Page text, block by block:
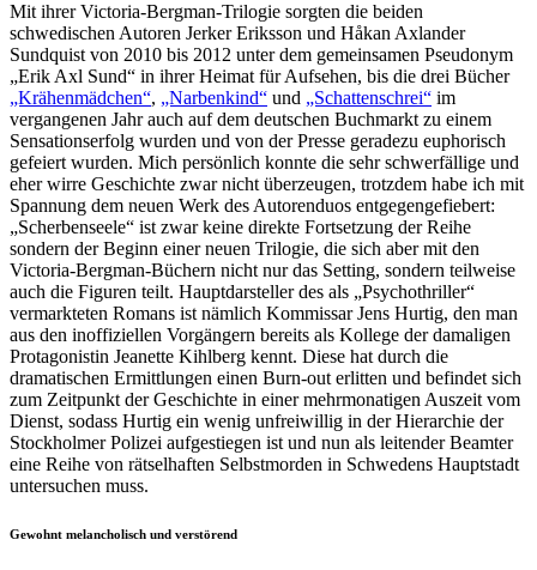
Mit ihrer Victoria-Bergman-Trilogie sorgten die beiden
schwedischen Autoren Jerker Eriksson und Håkan Axlander
Sundquist von 2010 bis 2012 unter dem gemeinsamen Pseudonym
„Erik Axl Sund“ in ihrer Heimat für Aufsehen, bis die drei Bücher
„Krähenmädchen“, „Narbenkind“ und „Schattenschrei“ im
vergangenen Jahr auch auf dem deutschen Buchmarkt zu einem
Sensationserfolg wurden und von der Presse geradezu euphorisch
gefeiert wurden. Mich persönlich konnte die sehr schwerfällige und
eher wirre Geschichte zwar nicht überzeugen, trotzdem habe ich mit
Spannung dem neuen Werk des Autorenduos entgegengefiebert:
„Scherbenseele“ ist zwar keine direkte Fortsetzung der Reihe
sondern der Beginn einer neuen Trilogie, die sich aber mit den
Victoria-Bergman-Büchern nicht nur das Setting, sondern teilweise
auch die Figuren teilt. Hauptdarsteller des als „Psychothriller“
vermarkteten Romans ist nämlich Kommissar Jens Hurtig, den man
aus den inoffiziellen Vorgängern bereits als Kollege der damaligen
Protagonistin Jeanette Kihlberg kennt. Diese hat durch die
dramatischen Ermittlungen einen Burn-out erlitten und befindet sich
zum Zeitpunkt der Geschichte in einer mehrmonatigen Auszeit vom
Dienst, sodass Hurtig ein wenig unfreiwillig in der Hierarchie der
Stockholmer Polizei aufgestiegen ist und nun als leitender Beamter
eine Reihe von rätselhaften Selbstmorden in Schwedens Hauptstadt
untersuchen muss.
Gewohnt melancholisch und verstörend